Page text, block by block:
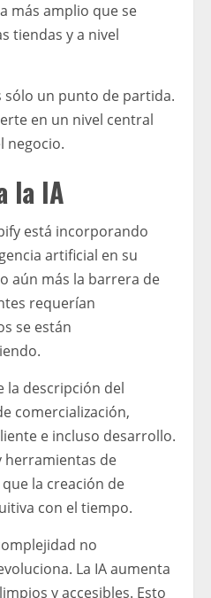
más amplio que se
tiendas y a nivel
sólo un punto de partida.
en un nivel central
negocio.
la IA
está incorporando
artificial en su
aún más la barrera de
requerían
se están
la descripción del
comercialización,
e incluso desarrollo.
herramientas de
la creación de
con el tiempo.
no
La IA aumenta
y accesibles. Esto